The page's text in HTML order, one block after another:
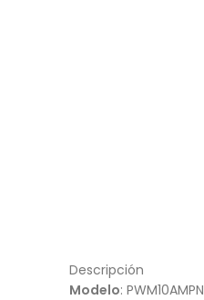
Descripción
Modelo: PWM10AMPN